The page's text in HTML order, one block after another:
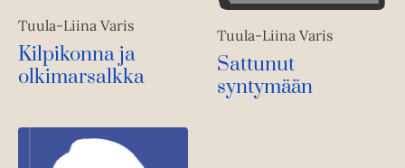
Tuula-Liina Varis
Kilpikonna ja
olkimarsalkka
Tuula-Liina Varis
Sattunut
syntymään